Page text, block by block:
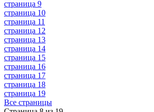
страница 9
страница 10
страница 11
страница 12
страница 13
страница 14
страница 15
страница 16
страница 17
страница 18
страница 19
Все страницы